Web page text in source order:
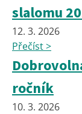
slalomu
12. 3. 2026
Přečíst >
ročník
10. 3. 2026